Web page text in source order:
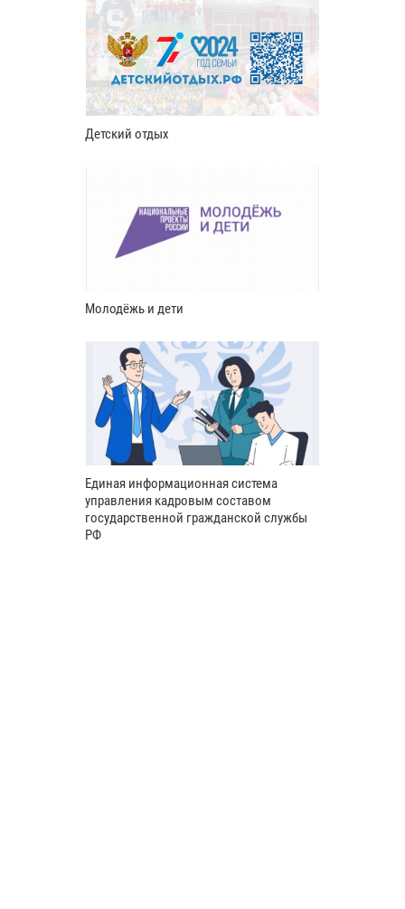
Детский отдых
Молодёжь и дети
Единая информационная система
управления кадровым составом
государственной гражданской службы
РФ